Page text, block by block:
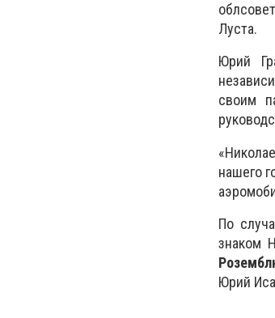
Луста.
Юрий
своим
нашего
По
знаком
Юрий